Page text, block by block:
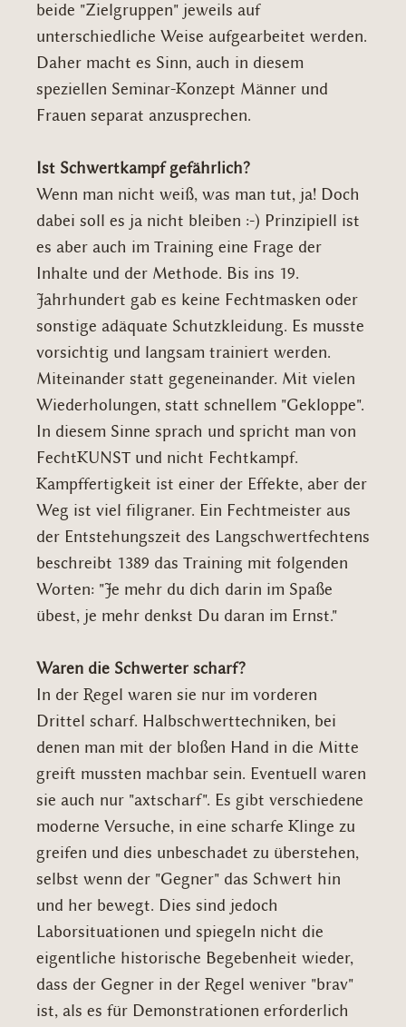
beide "Zielgruppen" jeweils auf
unterschiedliche Weise aufgearbeitet werden.
Daher macht es Sinn, auch in diesem
speziellen Seminar-Konzept Männer und
Frauen separat anzusprechen.
Ist Schwertkampf gefährlich?
Wenn man nicht weiß, was man tut, ja! Doch
dabei soll es ja nicht bleiben :-) Prinzipiell ist
es aber auch im Training eine Frage der
Inhalte und der Methode. Bis ins 19.
Jahrhundert gab es keine Fechtmasken oder
sonstige adäquate Schutzkleidung. Es musste
vorsichtig und langsam trainiert werden.
Miteinander statt gegeneinander. Mit vielen
Wiederholungen, statt schnellem "Gekloppe".
In diesem Sinne sprach und spricht man von
FechtKUNST und nicht Fechtkampf.
Kampffertigkeit ist einer der Effekte, aber der
Weg ist viel filigraner. Ein Fechtmeister aus
der Entstehungszeit des Langschwertfechtens
beschreibt 1389 das Training mit folgenden
Worten: "Je mehr du dich darin im Spaße
übest, je mehr denkst Du daran im Ernst."
Waren die Schwerter scharf?
In der Regel waren sie nur im vorderen
Drittel scharf. Halbschwerttechniken, bei
denen man mit der bloßen Hand in die Mitte
greift mussten machbar sein. Eventuell waren
sie auch nur "axtscharf". Es gibt verschiedene
moderne Versuche, in eine scharfe Klinge zu
greifen und dies unbeschadet zu überstehen,
selbst wenn der "Gegner" das Schwert hin
und her bewegt. Dies sind jedoch
Laborsituationen und spiegeln nicht die
eigentliche historische Begebenheit wieder,
dass der Gegner in der Regel weniver "brav"
ist, als es für Demonstrationen erforderlich